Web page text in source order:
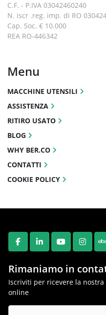
FACEBOOK
LINKEDINYOUTUBE
Rimaniamo in
Iscriviti per ricevere la
online
C.F. - P.IVA 03042460240
N. iscr .reg. imp. di RO
Cap. Soc. € 10.000
REA RO-446342
Menu
MACCHINE UTENSILI
ASSISTENZA
RITIRO USATO
BLOG
WHY BER.CO
CONTATTI
COOKIE POLICY